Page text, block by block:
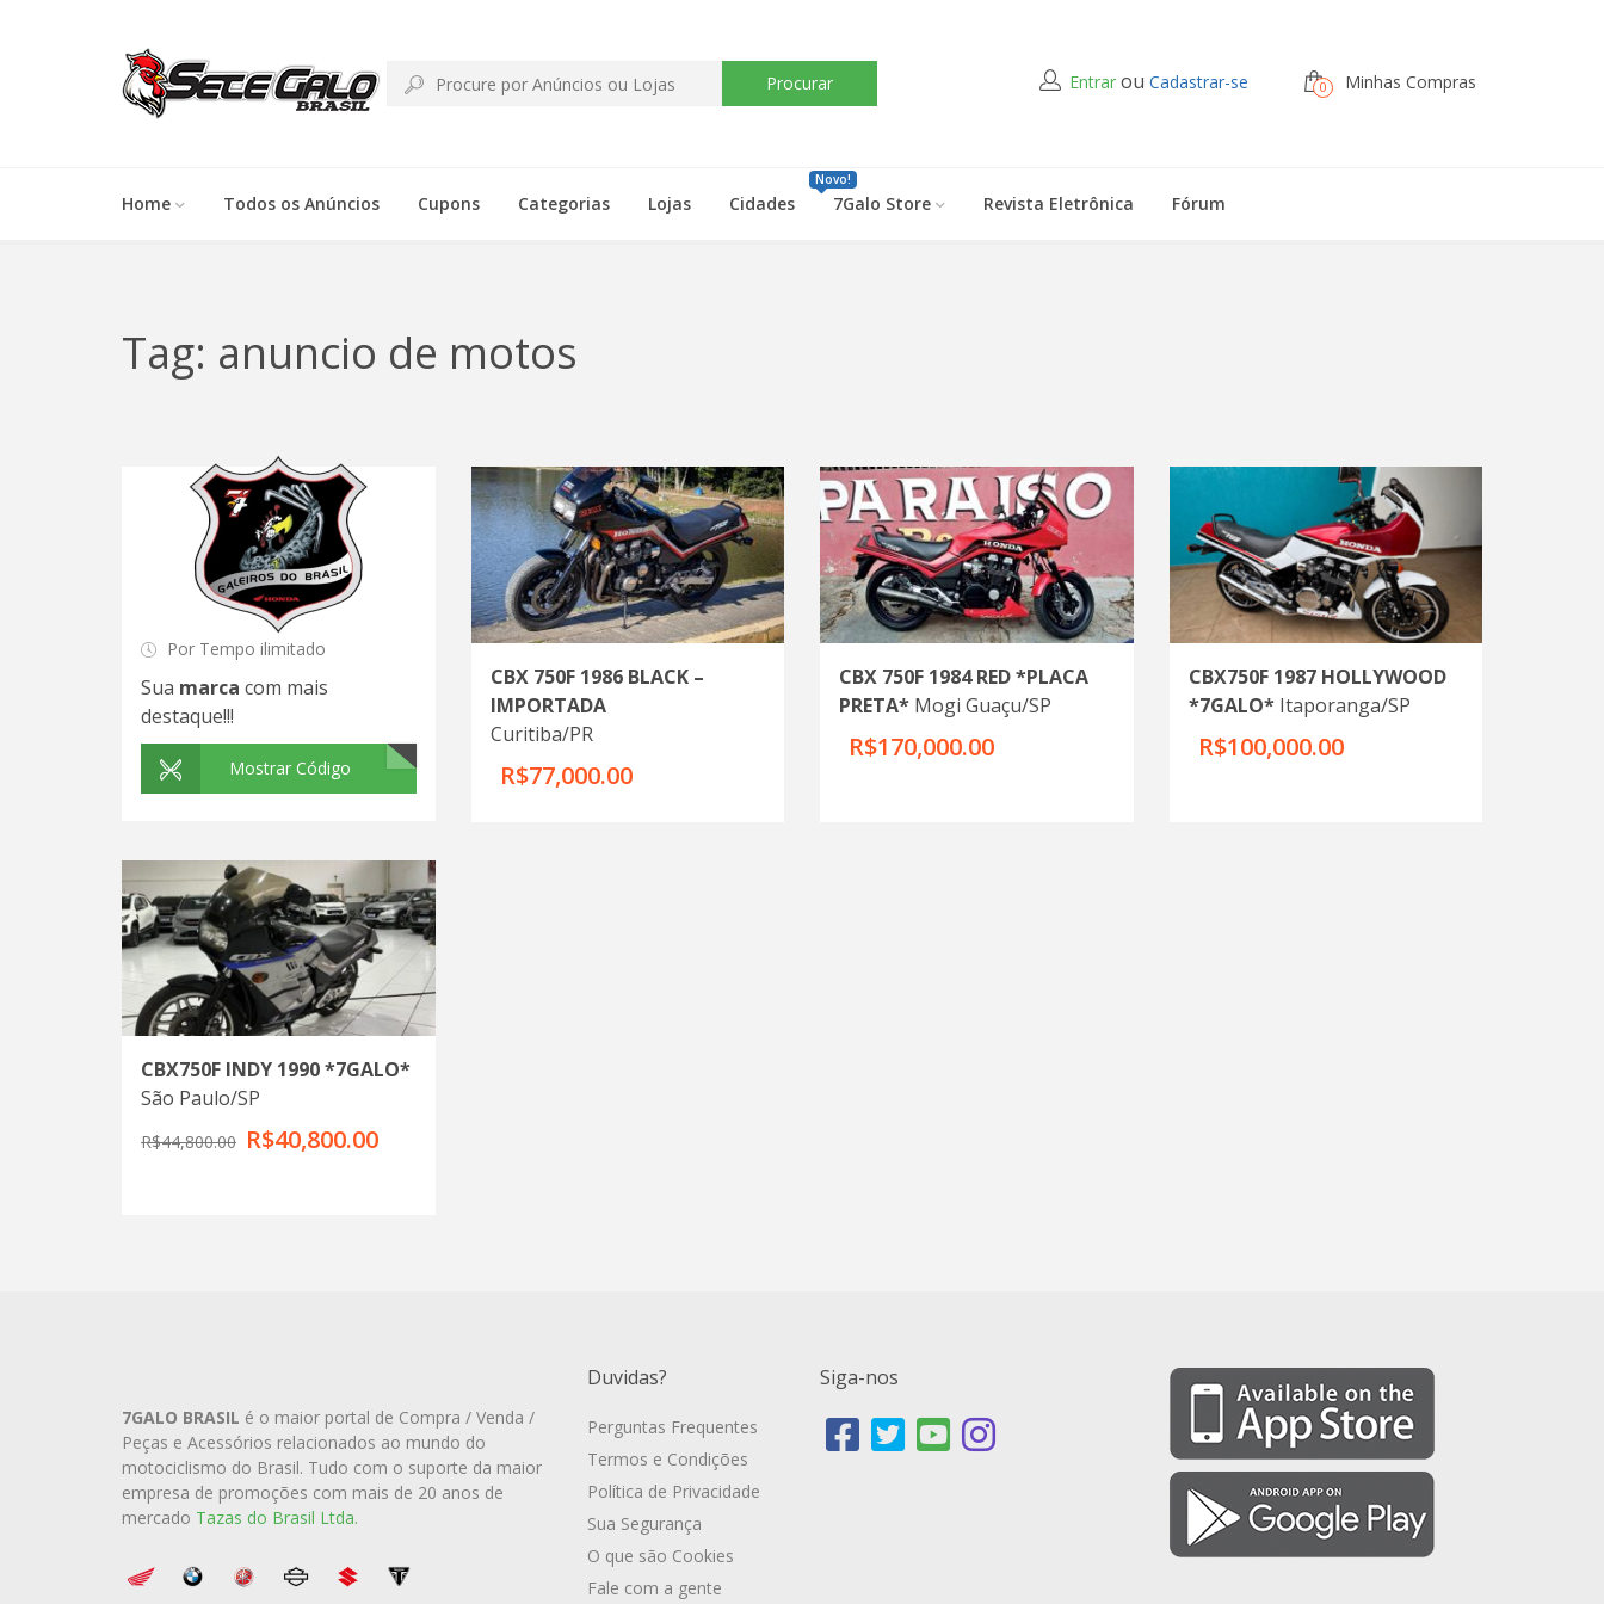
Procurar Entrar ouCadastrar-se 0 Minhas Compras
Home Todos os Anúncios Cupons Categorias Lojas
Novo!
Cidades 7Galo Store Revista Eletrônica Fórum
Tag: anuncio de motos
Por Tempo ilimitado
Sua marca com mais
destaque!!!
Mostrar Código
CBX 750F 1986 BLACK –
IMPORTADA
Curitiba/PR
R$77,000.00
CBX 750F 1984 RED *PLACA
PRETA* Mogi Guaçu/SP
R$170,000.00
CBX750F 1987 HOLLYWOOD
*7GALO*Itaporanga/SP
R$100,000.00
CBX750F INDY 1990 *7GALO*
São Paulo/SP
R$40,800.00
R$44,800.00
7GALO BRASIL é o maior portal de Compra / Venda /
Peças e Acessórios relacionados ao mundo do
motociclismo do Brasil. Tudo com o suporte da maior
empresa de promoções com mais de 20 anos de
mercado Tazas do Brasil Ltda.
Duvidas?
Perguntas Frequentes
Termos e Condições
Política de Privacidade
Sua Segurança
O que são Cookies
Fale com a gente
Siga-nos